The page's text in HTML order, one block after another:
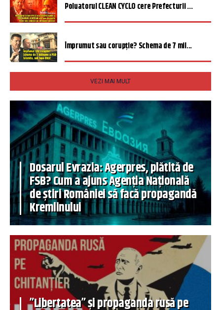
Poluatorul CLEAN CYCLO cere Prefecturii ...
Împrumut sau corupție? Schema de 7 mil...
VEZI MAI MULT
Dosarul Evrazia: Agerpres, plătită de
FSB? Cum a ajuns Agenția Națională
de știri României să facă propagandă
Kremlinului
”Libertatea” și propaganda rusă pe